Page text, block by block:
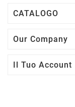
CATALOGO
Our Company
Il Tuo Account